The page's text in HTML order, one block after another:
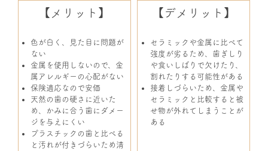
【メリット】
色が白く、見た目に問題が
ない
金属を使用しないので、金
属アレルギーの心配がない
保険適応なので安価
天然の歯の硬さに近いた
め、かみに合う歯にダメー
ジを与えにくい
プラスチックの歯と比べる
と汚れが付きづらいため清
【デメリット】
セラミックや金属に比べて
強度が劣るため、歯ぎしり
や食いしばりで欠けたり、
割れたりする可能性がある
接着しづらいため、金属や
セラミックと比較すると被
せ物が外れてしまうことが
ある